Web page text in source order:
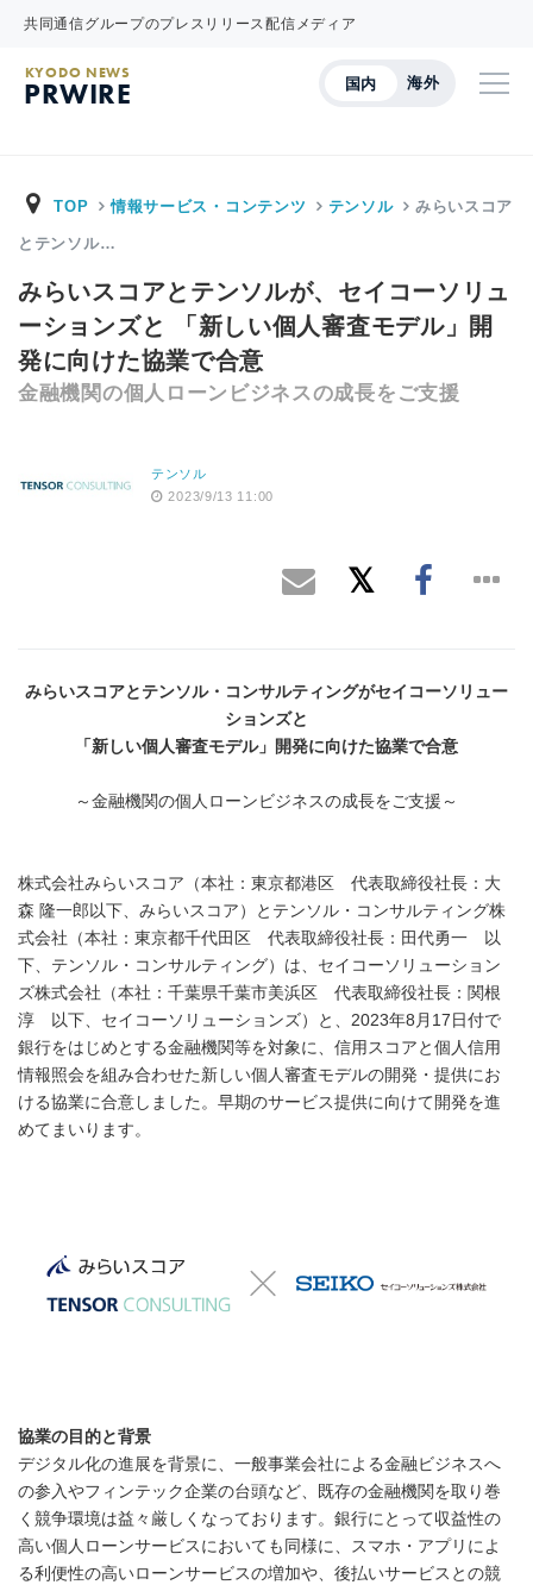
共同通信グループのプレスリリース配信メディア
国内 海外
KYODO NEWS
PRWIRE
TOP 情報サービス・コンテンツ テンソル みらいスコア
とテンソル…
みらいスコアとテンソルが、セイコーソリュ
ーションズと 「新しい個人審査モデル」開
発に向けた協業で合意
金融機関の個人ローンビジネスの成長をご支援
テンソル
2023/9/13 11:00
みらいスコアとテンソル・コンサルティングがセイコーソリュー
ションズと
「新しい個人審査モデル」開発に向けた協業で合意
～金融機関の個人ローンビジネスの成長をご支援～
株式会社みらいスコア（本社：東京都港区 代表取締役社長：大
森 隆一郎以下、みらいスコア）とテンソル・コンサルティング株
式会社（本社：東京都千代田区 代表取締役社長：田代勇一 以
下、テンソル・コンサルティング）は、セイコーソリューション
ズ株式会社（本社：千葉県千葉市美浜区 代表取締役社長：関根
淳 以下、セイコーソリューションズ）と、2023年8月17日付で
銀行をはじめとする金融機関等を対象に、信用スコアと個人信用
情報照会を組み合わせた新しい個人審査モデルの開発・提供にお
ける協業に合意しました。早期のサービス提供に向けて開発を進
めてまいります。
協業の目的と背景
デジタル化の進展を背景に、一般事業会社による金融ビジネスへ
の参入やフィンテック企業の台頭など、既存の金融機関を取り巻
く競争環境は益々厳しくなっております。銀行にとって収益性の
高い個人ローンサービスにおいても同様に、スマホ・アプリによ
る利便性の高いローンサービスの増加や、後払いサービスとの競